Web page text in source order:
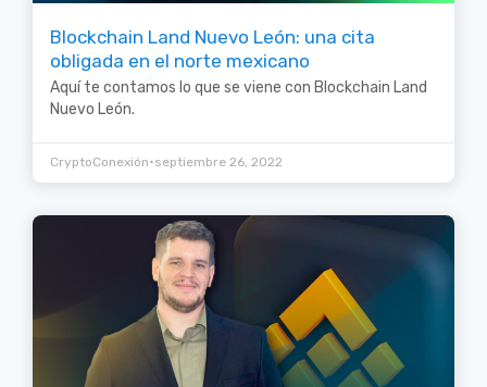
Blockchain Land Nuevo León: una cita
obligada en el norte mexicano
Aquí te contamos lo que se viene con Blockchain Land
Nuevo León.
CryptoConexión•septiembre 26, 2022